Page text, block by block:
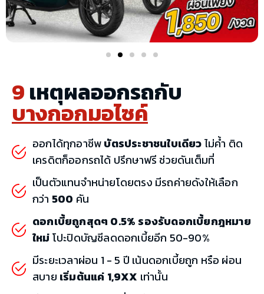
9เหตุผลออกรถกับ
บางกอกมอไซค์
ออกได้ทุกอาชีพบัตรประชาชนใบเดียวไม่ค้ำ ติด
เครดิตก็ออกรถได้ ปรึกษาฟรี ช่วยดันเต็มที่
เป็นตัวแทนจำหน่ายโดยตรง มีรถค่ายดังให้เลือก
กว่า 500 คัน
ดอกเบี้ยถูกสุดๆ 0.5% รองรับดอกเบี้ยกฎหมาย
ใหม่โปะปิดบัญชีลดดอกเบี้ยอีก 50-90%
มีระยะเวลาผ่อน 1 - 5 ปี เน้นดอกเบี้ยถูก หรือ ผ่อน
สบาย เริ่มต้นแค่ 1,9XX เท่านั้น